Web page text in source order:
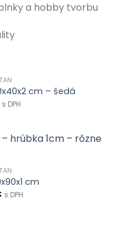
a hobby tvorbu
cm – šedá
s DPH
cm
s DPH